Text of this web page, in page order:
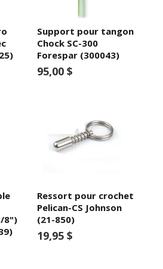
Support pour tangon
Chock SC-300
Forespar (300043)
95,00 $
8")
Ressort pour crochet
Pelican-CS Johnson
(21-850)
19,95 $